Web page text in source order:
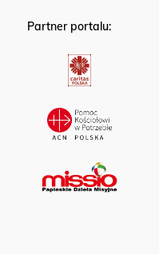
Partner portalu: